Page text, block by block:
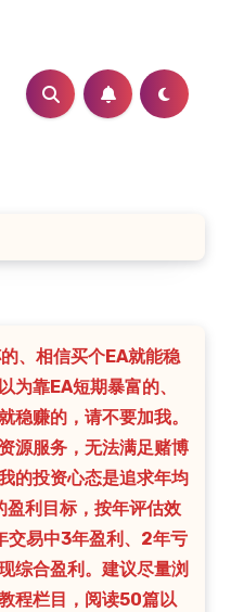
、相信买个EA就能稳
为靠EA短期暴富的、
稳赚的，请不要加我。
源服务，无法满足赌博
的投资心态是追求年均
利目标，按年评估效
交易中3年盈利、2年亏
综合盈利。建议尽量浏
程栏目，阅读50篇以